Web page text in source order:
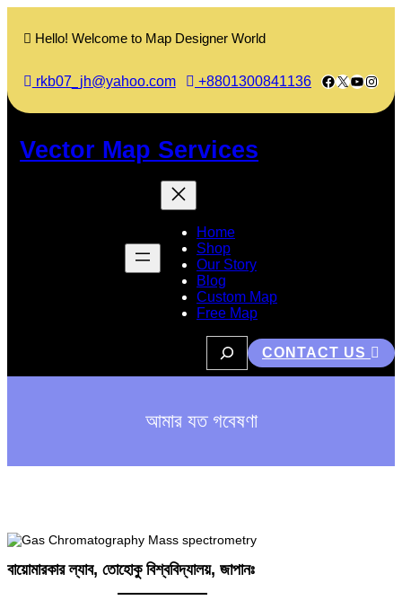
contentHello! Welcome to Map Designer World
rkb07_jh@yahoo.com +8801300841136 Facebook
X
Vector Map Services
Home
Shop
Our Story
Blog
Custom Map
Free Map
a
h
CONTACT US
আমার যত গবেষণা
বায়োমারকার ল্যাব, তোহোকু বিশ্ববিদ্যালয়, জাপানঃ